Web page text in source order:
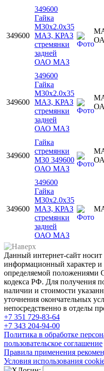
349600
349600
Гайка
М30х2.0х35
МАЗ, КРАЗ
стремянки
задней
ОАО МАЗ
349600
349600
Гайка
М30х2.0х35
МАЗ, КРАЗ
стремянки
задней
ОАО МАЗ
349600
Гайка
стремянки
М30 349600
ОАО МАЗ
349600
349600
Гайка
М30х2.0х35
МАЗ, КРАЗ
стремянки
задней
ОАО МАЗ
Данный интернет-сайт
информационный характер и
определяемой положениями
кодекса РФ. Для получения
наличии и стоимости
уточнения окончательных
непосредственно в отделы
+7 351 729-83-64
+7 343 204-94-00
Политика в обработке
пользовательское соглашение
Правила применения
Условия использования